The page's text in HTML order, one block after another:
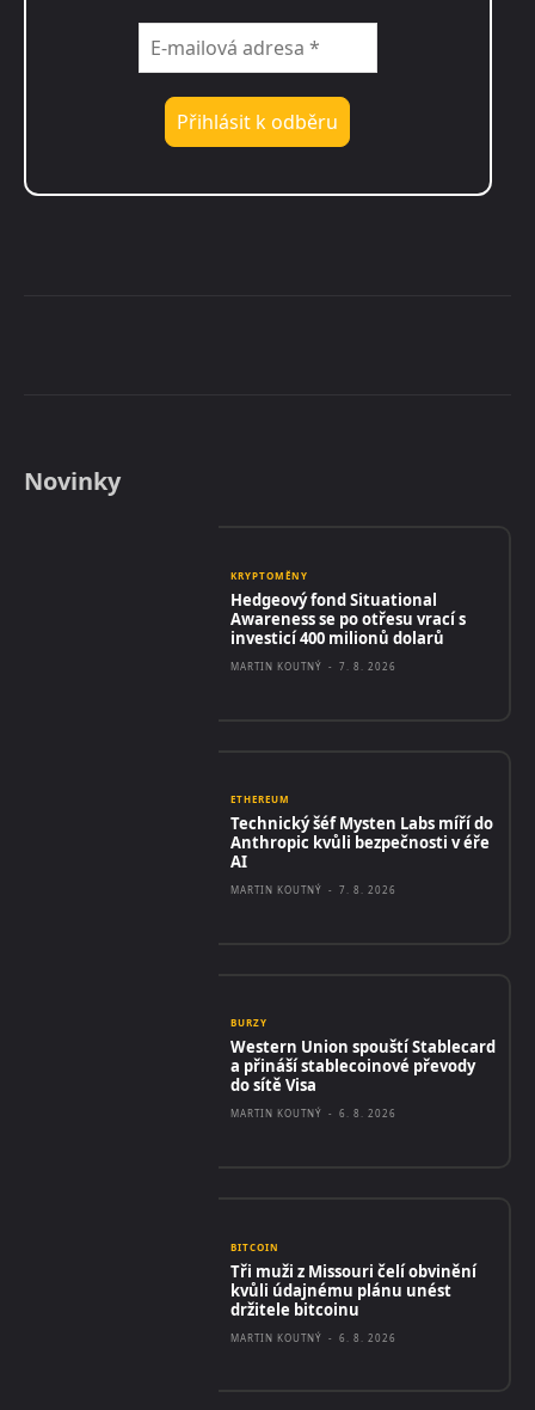
Novinky
KRYPTOMĚNY
Hedgeový fond Situational
Awareness se po otřesu vrací s
investicí 400 milionů dolarů
MARTIN KOUTNÝ - 7. 8. 2026
ETHEREUM
Technický šéf Mysten Labs míří do
Anthropic kvůli bezpečnosti v éře
AI
MARTIN KOUTNÝ - 7. 8. 2026
BURZY
Western Union spouští Stablecard
a přináší stablecoinové převody
do sítě Visa
MARTIN KOUTNÝ - 6. 8. 2026
BITCOIN
Tři muži z Missouri čelí obvinění
kvůli údajnému plánu unést
držitele bitcoinu
MARTIN KOUTNÝ - 6. 8. 2026